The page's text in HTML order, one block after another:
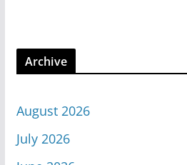
Archive
August 2026
July 2026